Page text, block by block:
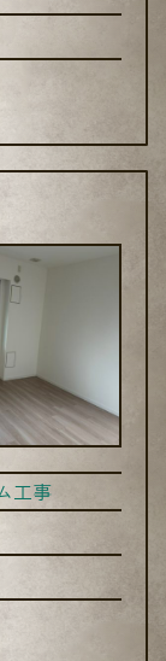
工事